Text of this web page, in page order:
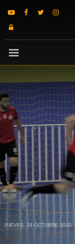
JUEVES, 29 OCTUBRE 2020